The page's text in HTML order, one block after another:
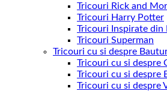
Tricouri Rick and
Tricouri Harry Potter
Tricouri Inspirate din
Tricouri Superman
Tricouri cu si despre
Tricouri cu si despre
Tricouri cu si despre
Tricouri cu si despre